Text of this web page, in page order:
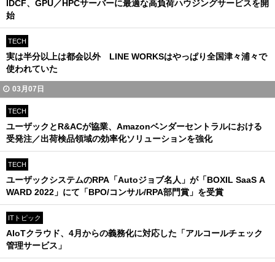
IDCF、GPU／HPCサーバーに最適な高負荷ハウジングサービスを開
始
TECH
実は半分以上は都会以外 LINE WORKSはやっぱり全国津々浦々で
使われていた
03月07日
TECH
ユーザックとR&ACが協業、Amazonベンダーセントラルにおける
受発注／出荷検品領域の効率化ソリューションを強化
TECH
ユーザックシステムのRPA「Autoジョブ名人」が「BOXIL SaaS A
WARD 2022」にて「BPO/コンサル/RPA部門賞」を受賞
ITトピック
AIoTクラウド、4月からの義務化に対応した「アルコールチェック
管理サービス」